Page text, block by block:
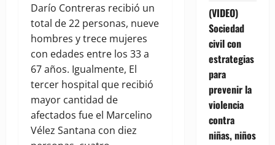
Darío Contreras recibió un
total de 22 personas, nueve
hombres y trece mujeres
con edades entre los 33 a
67 años. Igualmente, El
tercer hospital que recibió
mayor cantidad de
afectados fue el Marcelino
Vélez Santana con diez
(VIDEO)
Sociedad
civil con
estrategias
para
prevenir la
violencia
contra
niñas, niños